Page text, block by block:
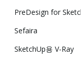
PreDesign for
Sefaira
SketchUp용 V-Ray